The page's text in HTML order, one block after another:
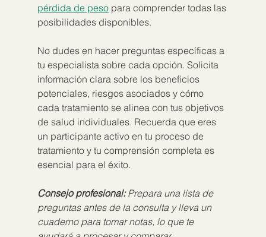
pérdida de peso para comprender todas las
posibilidades disponibles.
No dudes en hacer preguntas específicas a
tu especialista sobre cada opción. Solicita
información clara sobre los beneficios
potenciales, riesgos asociados y cómo
cada tratamiento se alinea con tus objetivos
de salud individuales. Recuerda que eres
un participante activo en tu proceso de
tratamiento y tu comprensión completa es
esencial para el éxito.
Consejo profesional: Prepara una lista de
preguntas antes de la consulta y lleva un
cuaderno para tomar notas, lo que te